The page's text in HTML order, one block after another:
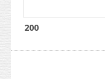
200